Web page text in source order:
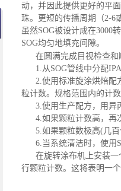
动，并因此提供更好的平
珠。更短的传播周期（2-6
虽然SOG被设计成在3000
SOG均匀地填充间隙。
在圆满完成目视检查
1.从SOG管线中分配
2.使用标准旋涂烘焙配
粒计数。规格范围内的计
3.使用生产配方，用异
4.如果颗粒计数高，再
5.如果颗粒数极高(几
6.当系统清洁时，使用
在旋转涂布机上安装一
行颗粒计数。这将表明一